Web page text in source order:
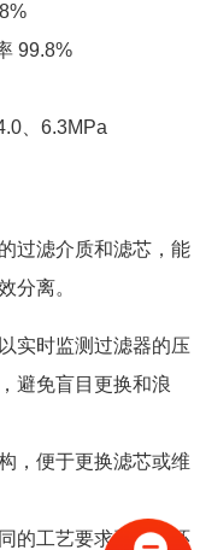
99.8%
、6.3MPa
过滤介质和滤芯，能
分离。
实时监测过滤器的压
避免盲目更换和浪
，便于更换滤芯或维
的工艺要求和工作环